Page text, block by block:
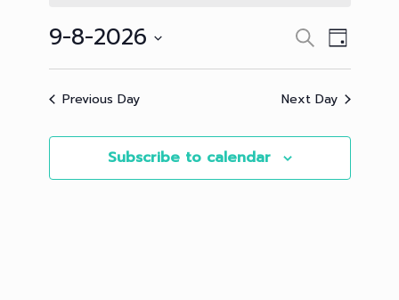
Events
Search
and
Navigation
SearchEvent
Views
Navigation
Day
9-8-2026
Previous Day Next Day
Subscribe to calendar